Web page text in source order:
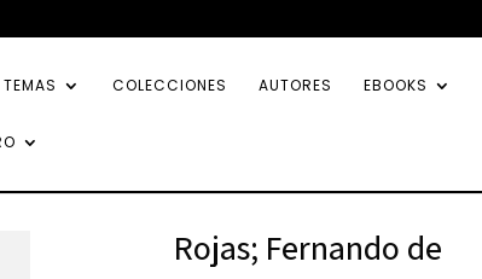
TEMAS COLECCIONES AUTORES EBOOKS
Rojas; Fernando de